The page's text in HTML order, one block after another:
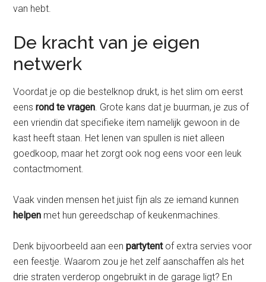
van hebt.
De kracht van je eigen
netwerk
Voordat je op die bestelknop drukt, is het slim om eerst
eensrond te vragen. Grote kans dat je buurman, je zus of
een vriendin dat specifieke item namelijk gewoon in de
kast heeft staan. Het lenen van spullen is niet alleen
goedkoop, maar het zorgt ook nog eens voor een leuk
contactmoment.
Vaak vinden mensen het juist fijn als ze iemand kunnen
helpen met hun gereedschap of keukenmachines.
Denk bijvoorbeeld aan eenpartytent of extra servies voor
een feestje. Waarom zou je het zelf aanschaffen als het
drie straten verderop ongebruikt in de garage ligt? En